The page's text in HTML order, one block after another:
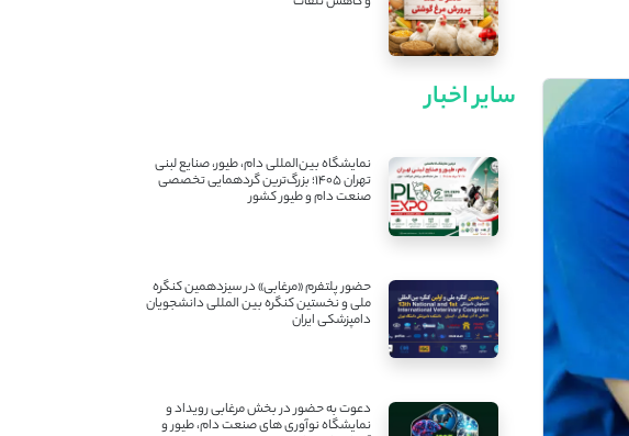
سایر اخبار
نمایشگاه بین‌المللی دام، طیور، صنایع لبنی
تهران ۱۴۰۵؛ بزرگ‌ترین گردهمایی تخصصی
صنعت دام و طیور کشور
حضور پلتفرم «مرغابی» در سیزدهمین کنگره
ملی و نخستین کنگره بین ‌المللی دانشجویان
دامپزشکی ایران
دعوت به حضور در بخش مرغابی رویداد و
نمایشگاه نوآوری های صنعت دام، طیور و